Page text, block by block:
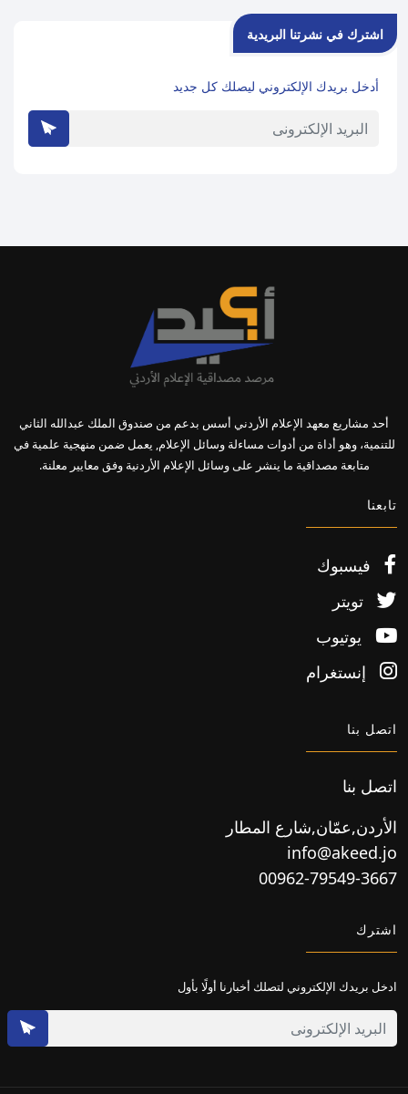
اشترك في نشرتنا البريدية
أدخل بريدك الإلكتروني ليصلك كل جديد
أحد مشاريع معهد الإعلام الأردني أسس بدعم من صندوق الملك عبدالله الثاني
للتنمية، وهو أداة من أدوات مساءلة وسائل الإعلام, يعمل ضمن منهجية علمية في
متابعة مصداقية ما ينشر على وسائل الإعلام الأردنية وفق معايير معلنة.
تابعنا
فيسبوك
تويتر
يوتيوب
إنستغرام
اتصل بنا
اتصل بنا
الأردن,عمّان,شارع المطار
info@akeed.jo
00962-79549-3667
اشترك
ادخل بريدك الإلكتروني لتصلك أخبارنا أولًا بأول